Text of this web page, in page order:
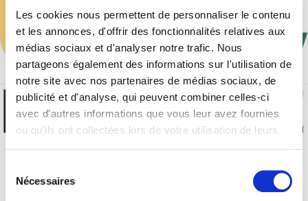
Les cookies nous permettent de personnaliser le contenu
et les annonces, d'offrir des fonctionnalités relatives aux
médias sociaux et d'analyser notre trafic. Nous
partageons également des informations sur l'utilisation de
notre site avec nos partenaires de médias sociaux, de
publicité et d'analyse, qui peuvent combiner celles-ci
avec d'autres informations que vous leur avez fournies
ou qu'ils ont collectées lors de votre utilisation de leurs
Nécessaires